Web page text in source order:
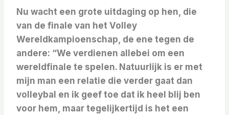
Nu wacht een grote uitdaging op hen, die
van de finale van het Volley
Wereldkampioenschap, de ene tegen de
andere: “We verdienen allebei om een ​​
wereldfinale te spelen. Natuurlijk is er met
mijn man een relatie die verder gaat dan
volleybal en ik geef toe dat ik heel blij ben
voor hem, maar tegelijkertijd is het een